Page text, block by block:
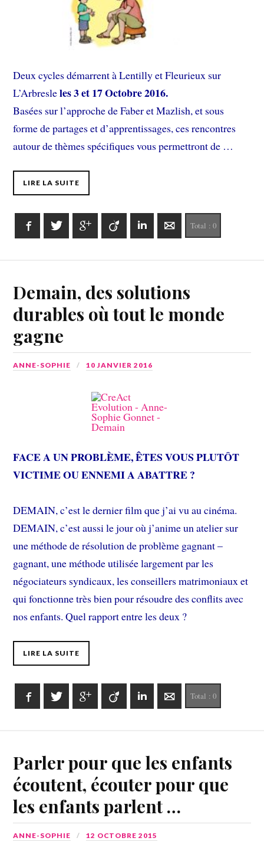
Deux cycles démarrent à Lentilly et Fleurieux sur
L’Arbresleles 3 et 17 Octobre2016.
Basées sur l’approche de Faber et Mazlish, et sous
forme de partages et d’apprentissages, ces rencontres
autour de thèmes spécifiques vous permettront de …
LIRE LA SUITE
FacebookTwitter Google+ Viadeo LinkedInE-mailTotal : 0
Demain, des solutions
durables où tout le monde
gagne
ANNE-SOPHIE 10 JANVIER 2016
FACE A UN PROBLÈME, ÊTES VOUS PLUTÔT
VICTIME OU ENNEMI A ABATTRE ?
DEMAIN, c’est le dernier film que j’ai vu au cinéma.
DEMAIN, c’est aussi le jour où j’anime un atelier sur
une méthode de résolution de problème gagnant –
gagnant, une méthode utilisée largement par les
négociateurs syndicaux, les conseillers matrimoniaux et
qui fonctionne très bien pour résoudre des conflits avec
nos enfants. Quel rapport entre les deux ?
LIRE LA SUITE
FacebookTwitter Google+ Viadeo LinkedInE-mailTotal : 0
Parler pour que les enfants
écoutent, écouter pour que
les enfants parlent …
ANNE-SOPHIE 12 OCTOBRE 2015